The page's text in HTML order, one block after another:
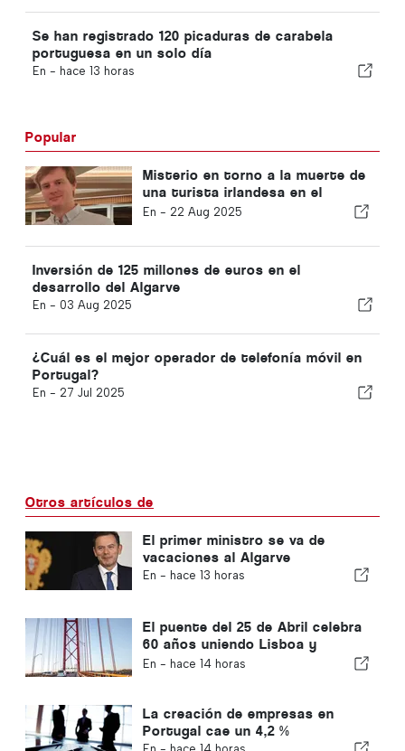
Se han registrado 120 picaduras de carabela
portuguesa en un solo día
En - hace 13 horas
Popular
Misterio en torno a la muerte de
una turista irlandesa en el
Algarve
En - 22 Aug 2025
Inversión de 125 millones de euros en el
desarrollo del Algarve
En - 03 Aug 2025
¿Cuál es el mejor operador de telefonía móvil en
Portugal?
En - 27 Jul 2025
Otros artículos de
El primer ministro se va de
vacaciones al Algarve
En - hace 13 horas
El puente del 25 de Abril celebra
60 años uniendo Lisboa y
Almada
En - hace 14 horas
La creación de empresas en
Portugal cae un 4,2 %